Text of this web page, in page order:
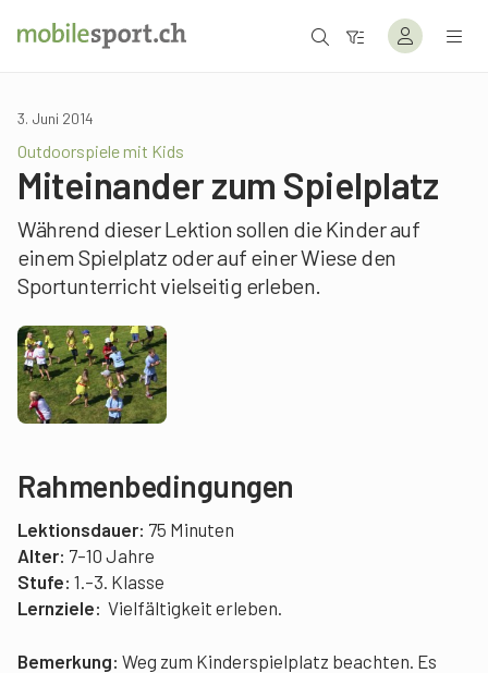
3. Juni 2014
Outdoorspiele mit Kids
Miteinander zum Spielplatz
Während dieser Lektion sollen die Kinder auf
einem Spielplatz oder auf einer Wiese den
Sportunterricht vielseitig erleben.
Rahmenbedingungen
Lektionsdauer: 75 Minuten
Alter: 7–10 Jahre
Stufe: 1.–3. Klasse
Lernziele: Vielfältigkeit erleben.
Bemerkung: Weg zum Kinderspielplatz beachten. Es